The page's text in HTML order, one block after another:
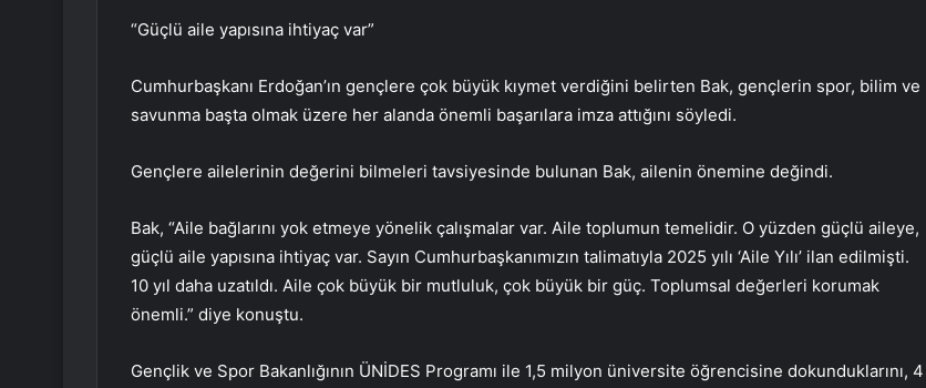
“Güçlü aile yapısına ihtiyaç var”
Cumhurbaşkanı Erdoğan’ın gençlere çok büyük kıymet verdiğini belirten Bak, gençlerin spor, bilim ve
savunma başta olmak üzere her alanda önemli başarılara imza attığını söyledi.
Gençlere ailelerinin değerini bilmeleri tavsiyesinde bulunan Bak, ailenin önemine değindi.
Bak, “Aile bağlarını yok etmeye yönelik çalışmalar var. Aile toplumun temelidir. O yüzden güçlü aileye,
güçlü aile yapısına ihtiyaç var. Sayın Cumhurbaşkanımızın talimatıyla 2025 yılı ‘Aile Yılı’ ilan edilmişti.
10 yıl daha uzatıldı. Aile çok büyük bir mutluluk, çok büyük bir güç. Toplumsal değerleri korumak
önemli.” diye konuştu.
Gençlik ve Spor Bakanlığının ÜNİDES Programı ile 1,5 milyon üniversite öğrencisine dokunduklarını, 4